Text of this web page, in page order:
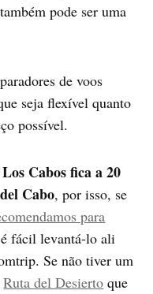
pode ser uma
de voos
seja flexível quanto
possível.
Cabos fica a 20
Cabo, por isso, se
para
fácil levantá-lo ali
Se não tiver um
Ruta del Desierto que